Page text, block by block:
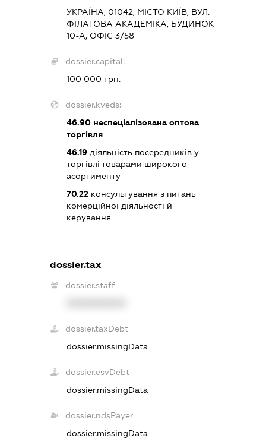
УКРАЇНА, 01042, МІСТО КИЇВ, ВУЛ.
ФІЛАТОВА АКАДЕМІКА, БУДИНОК
10-А, ОФІС 3/58
dossier.capital:
100 000 грн.
dossier.kveds:
46.90неспеціалізована оптова
торгівля
46.19діяльність посередників у
торгівлі товарами широкого
асортименту
70.22консультування з питань
комерційної діяльності й
керування
dossier.tax
dossier.staff
dossier.taxDebt
dossier.missingData
dossier.esvDebt
dossier.missingData
dossier.ndsPayer
dossier.missingData